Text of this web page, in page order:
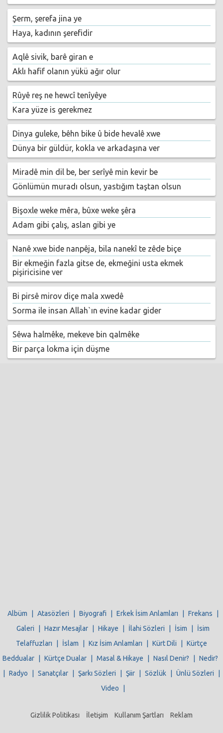
Şerm, şerefa jina ye
Haya, kadının şerefidir
Aqlê sivik, barê giran e
Aklı hafif olanın yükü ağır olur
Rûyê reş ne hewcî tenîyêye
Kara yüze is gerekmez
Dinya guleke, bêhn bike û bide hevalê xwe
Dünya bir güldür, kokla ve arkadaşına ver
Miradê min dil be, ber serîyê min kevir be
Gönlümün muradı olsun, yastığım taştan olsun
Bişoxle weke mêra, bûxe weke şêra
Adam gibi çalış, aslan gibi ye
Nanê xwe bide nanpêja, bila nanekî te zêde biçe
Bir ekmeğin fazla gitse de, ekmeğini usta ekmek
pişiricisine ver
Bi pirsê mirov diçe mala xwedê
Sorma ile insan Allah`ın evine kadar gider
Sêwa halmêke, mekeve bin qalmêke
Bir parça lokma için düşme
Albüm Atasözleri Biyografi Erkek İsim Anlamları Frekans
Galeri
Hazır Mesajlar Hikaye İlahi Sözleri İsim
İsim
Telaffuzları
İslam Kız İsim Anlamları Kürt Dili
Kürtçe
Beddualar
Kürtçe Dualar Masal & Hikaye Nasıl Denir?
Nedir?
Radyo Sanatçılar Şarkı Sözleri Şiir Sözlük Ünlü Sözleri
Video
Gizlilik Politikası İletişim Kullanım Şartları Reklam